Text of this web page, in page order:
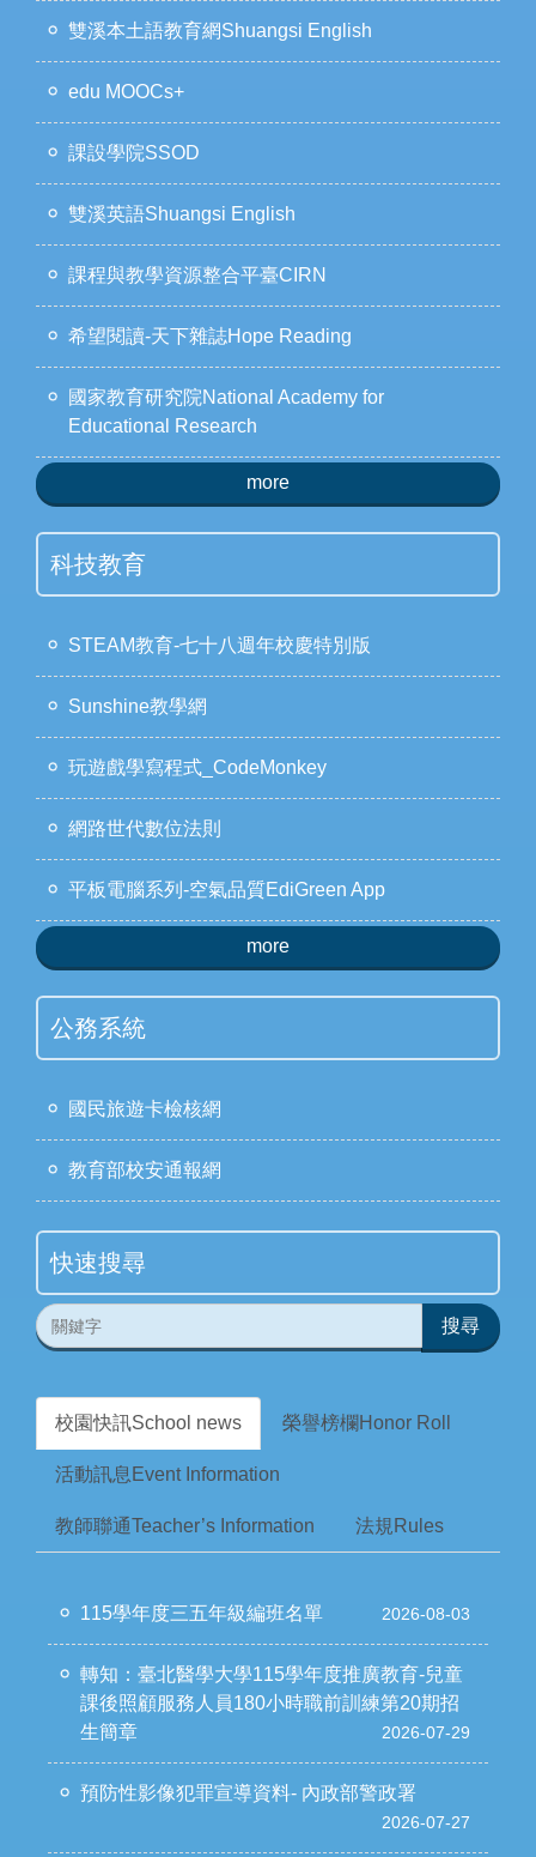
雙溪本土語教育網Shuangsi English
edu MOOCs+
課設學院SSOD
雙溪英語Shuangsi English
課程與教學資源整合平臺CIRN
希望閱讀-天下雜誌Hope Reading
國家教育研究院National Academy for
Educational Research
more
科技教育
STEAM教育-七十八週年校慶特別版
Sunshine教學網
玩遊戲學寫程式_CodeMonkey
網路世代數位法則
平板電腦系列-空氣品質EdiGreen App
more
公務系統
國民旅遊卡檢核網
教育部校安通報網
快速搜尋
搜尋
校園快訊School news 榮譽榜欄Honor Roll
活動訊息Event Information
教師聯通Teacher’s Information 法規Rules
115學年度三五年級編班名單 2026-08-03
轉知：臺北醫學大學115學年度推廣教育-兒童
課後照顧服務人員180小時職前訓練第20期招
生簡章
2026-07-29
預防性影像犯罪宣導資料- 內政部警政署
2026-07-27